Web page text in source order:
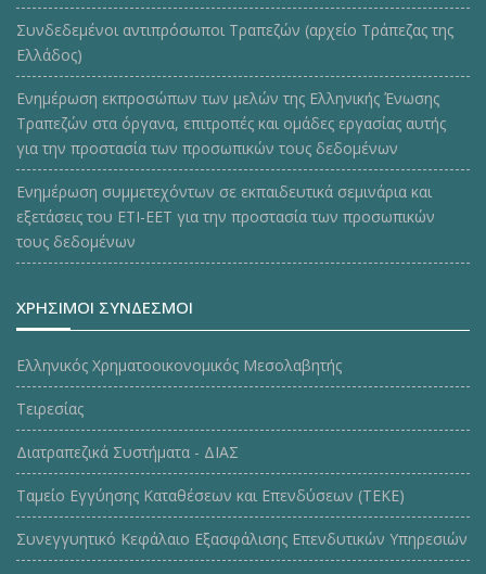
Συνδεδεμένοι αντιπρόσωποι Τραπεζών (αρχείο Τράπεζας της
Ελλάδος)
Ενημέρωση εκπροσώπων των μελών της Ελληνικής Ένωσης
Τραπεζών στα όργανα, επιτροπές και ομάδες εργασίας αυτής
για την προστασία των προσωπικών τους δεδομένων
Ενημέρωση συμμετεχόντων σε εκπαιδευτικά σεμινάρια και
εξετάσεις του ΕΤΙ-ΕΕΤ για την προστασία των προσωπικών
τους δεδομένων
ΧΡΗΣΙΜΟΙ ΣΥΝΔΕΣΜΟΙ
Ελληνικός Χρηματοοικονομικός Μεσολαβητής
Τειρεσίας
Διατραπεζικά Συστήματα - ΔΙΑΣ
Ταμείο Εγγύησης Καταθέσεων και Επενδύσεων (ΤΕΚE)
Συνεγγυητικό Κεφάλαιο Εξασφάλισης Επενδυτικών Υπηρεσιών